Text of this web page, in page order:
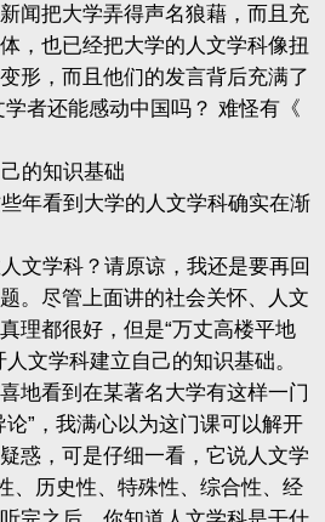
闻把大学弄得声名狼藉，而且充
，也已经把大学的人文学科像扭
形，而且他们的发言背后充满了
者还能感动中国吗？ 难怪有《
的知识基础
看到大学的人文学科确实在渐
学科？请原谅，我还是要再回
。尽管上面讲的社会关怀、人文
理都很好，但是“万丈高楼平地
文学科建立自己的知识基础。
地看到在某著名大学有这样一门
”，我满心以为这门课可以解开
惑，可是仔细一看，它说人文学
、历史性、特殊性、综合性、经